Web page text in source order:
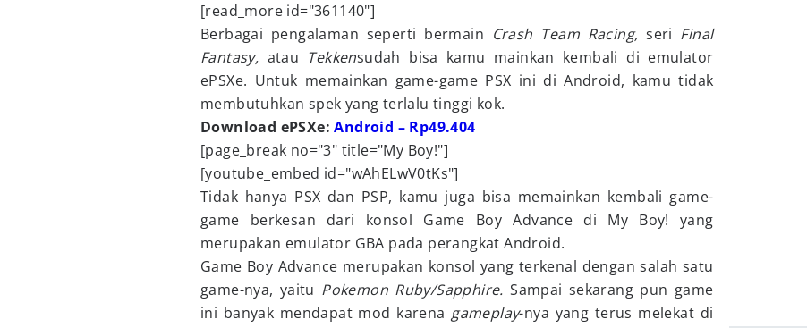
[read_more id="361140"]
Berbagai pengalaman seperti bermain Crash Team Racing,seri Final
Fantasy, atau Tekkensudah bisa kamu mainkan kembali di emulator
ePSXe. Untuk memainkan game-game PSX ini di Android, kamu tidak
membutuhkan spek yang terlalu tinggi kok.
Download ePSXe:Android – Rp49.404
[page_break no="3" title="My Boy!"]
[youtube_embed id="wAhELwV0tKs"]
Tidak hanya PSX dan PSP, kamu juga bisa memainkan kembali game-
game berkesan dari konsol Game Boy Advance di My Boy! yang
merupakan emulator GBA pada perangkat Android.
Game Boy Advance merupakan konsol yang terkenal dengan salah satu
game-nya, yaitu Pokemon Ruby/Sapphire. Sampai sekarang pun game
ini banyak mendapat mod karena gameplay-nya yang terus melekat di